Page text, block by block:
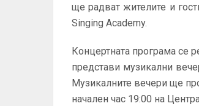
ще радват жителите и
Singing Academy.
Концертната програма се
представи музикални
Музикалните вечери ще
начален час 19:00 на